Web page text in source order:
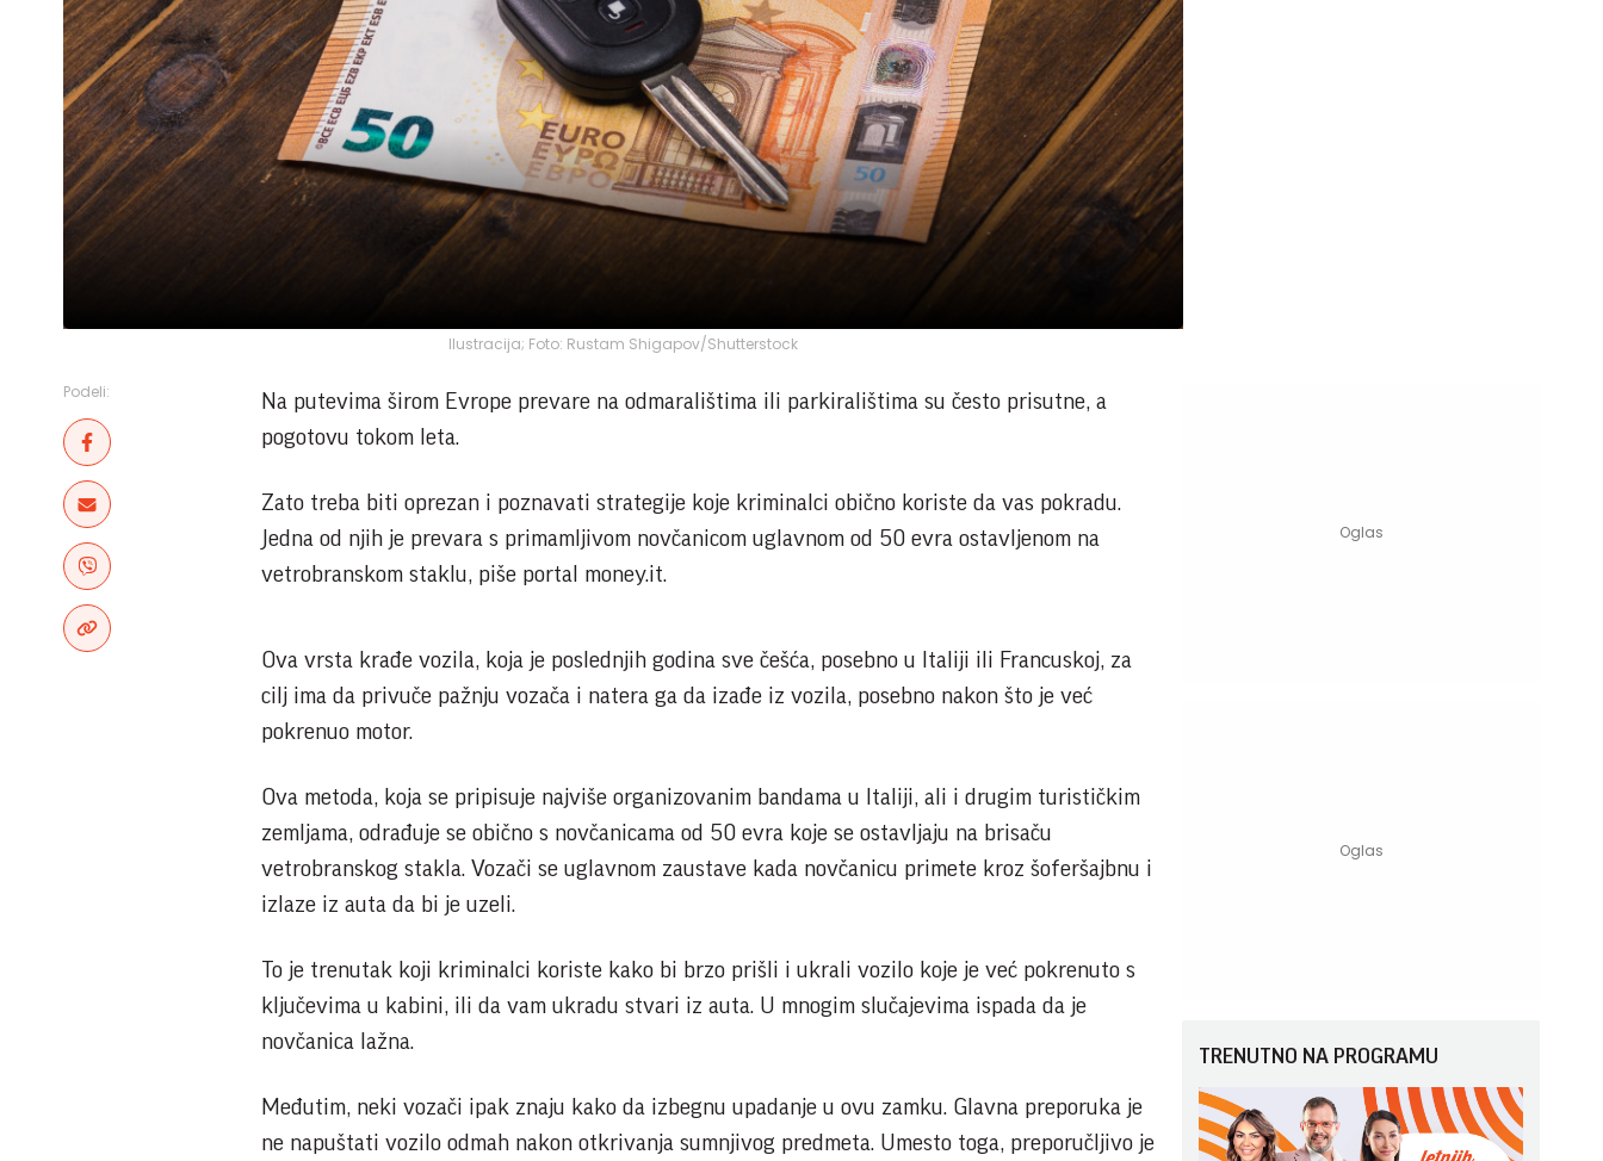
Ilustracija; Foto: Rustam Shigapov/Shutterstock
Podeli:
Na putevima širom Evrope prevare na odmaralištima ili parkiralištima su često prisutne, a
pogotovu tokom leta.
Zato treba biti oprezan i poznavati strategije koje kriminalci obično koriste da vas pokradu.
Jedna od njih je prevara s primamljivom novčanicom uglavnom od 50 evra ostavljenom na
vetrobranskom staklu, piše portal money.it.
Ova vrsta krađe vozila, koja je poslednjih godina sve češća, posebno u Italiji ili Francuskoj, za
cilj ima da privuče pažnju vozača i natera ga da izađe iz vozila, posebno nakon što je već
pokrenuo motor.
Ova metoda, koja se pripisuje najviše organizovanim bandama u Italiji, ali i drugim turističkim
zemljama, odrađuje se obično s novčanicama od 50 evra koje se ostavljaju na brisaču
vetrobranskog stakla. Vozači se uglavnom zaustave kada novčanicu primete kroz šoferšajbnu i
izlaze iz auta da bi je uzeli.
To je trenutak koji kriminalci koriste kako bi brzo prišli i ukrali vozilo koje je već pokrenuto s
ključevima u kabini, ili da vam ukradu stvari iz auta. U mnogim slučajevima ispada da je
novčanica lažna.
Međutim, neki vozači ipak znaju kako da izbegnu upadanje u ovu zamku. Glavna preporuka je
ne napuštati vozilo odmah nakon otkrivanja sumnjivog predmeta. Umesto toga, preporučljivo je
TRENUTNO NA PROGRAMU